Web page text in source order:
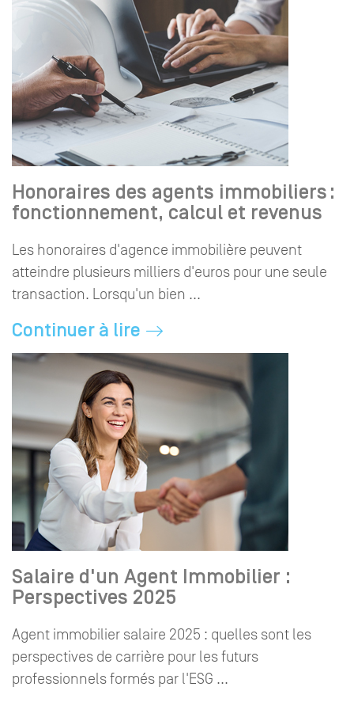
Honoraires des agents immobiliers :
fonctionnement, calcul et revenus
Les honoraires d'agence immobilière peuvent
atteindre plusieurs milliers d'euros pour une seule
transaction. Lorsqu'un bien ...
Continuer à lire
Salaire d'un Agent Immobilier :
Perspectives 2025
Agent immobilier salaire 2025 : quelles sont les
perspectives de carrière pour les futurs
professionnels formés par l'ESG ...